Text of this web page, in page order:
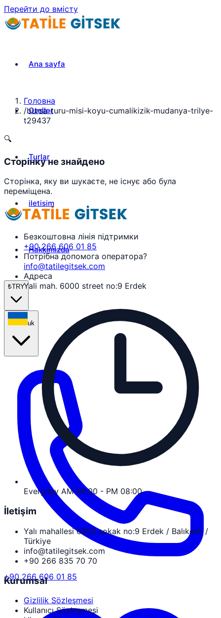
Перейти до вмісту
Ana sayfa
Oteller
Turlar
iletisim
Hakkımızda
₺TRY
uk
+90 266 606 01 85
Головна
/bursa-turu-misi-koyu-cumalikizik-mudanya-trilye-
t29437
🔍
Сторінку не знайдено
Сторінка, яку ви шукаєте, не існує або була
переміщена.
Безкоштовна лінія підтримки
+90 266 606 01 85
Потрібна допомога оператора?
info@tatilegitsek.com
Адреса
Yali mah. 6000 street no:9 Erdek
Everyday AM 08:00 - PM 08:00
İletişim
Yalı mahallesi 6000 sokak no:9 Erdek / Balıkesir /
Türkiye
info@tatilegitsek.com
+90 266 835 70 70
Kurumsal
Gizlilik Sözleşmesi
Kullanıcı Sözleşmesi